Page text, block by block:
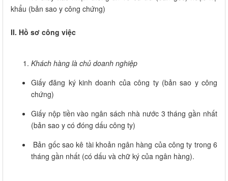
khẩu (bản sao y công chứng)
II. Hồ sơ công việc
Khách hàng là chủ doanh nghiệp
Giấy đăng ký kinh doanh của công ty (bản sao y công
chứng)
Giấy nộp tiền vào ngân sách nhà nước 3 tháng gần nhất
(bản sao y có đóng dấu công ty)
Bản gốc sao kê tài khoản ngân hàng của công ty trong 6
tháng gần nhất (có dấu và chữ ký của ngân hàng).